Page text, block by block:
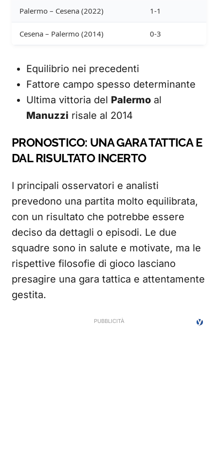
Palermo – Cesena (2022) 1-1
Cesena – Palermo (2014) 0-3
Equilibrio nei precedenti
Fattore campo spesso determinante
Ultima vittoria del Palermo al
Manuzzi risale al 2014
PRONOSTICO: UNA GARA TATTICA E
DAL RISULTATO INCERTO
I principali osservatori e analisti
prevedono una partita molto equilibrata,
con un risultato che potrebbe essere
deciso da dettagli o episodi. Le due
squadre sono in salute e motivate, ma le
rispettive filosofie di gioco lasciano
presagire una gara tattica e attentamente
gestita.